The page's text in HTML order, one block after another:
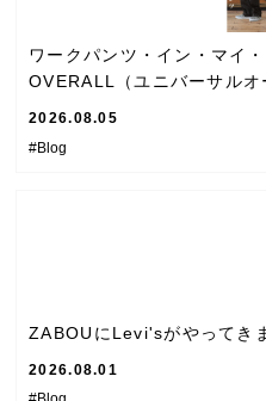
ワークパンツ・イン・マイ
OVERALL（ユニバーサル
2026.08.05
#Blog
ZABOUにLevi'sがやってき
2026.08.01